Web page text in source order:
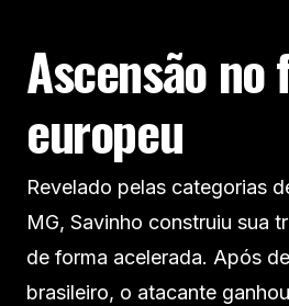
Ascensão
europeu
Revelado pelas categorias
MG, Savinho construiu sua
de forma acelerada. Após
brasileiro, o atacante